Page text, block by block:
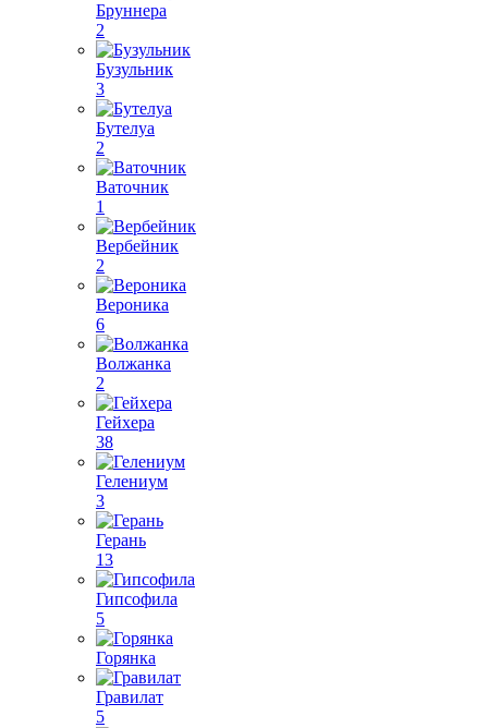
Бруннера
2
Бузульник
3
Бутелуа
2
Ваточник
1
Вербейник
2
Вероника
6
Волжанка
2
Гейхера
38
Гелениум
3
Герань
13
Гипсофила
5
Горянка
Гравилат
5